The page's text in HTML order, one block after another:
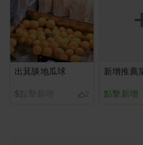
出萁舕地瓜球
$ 2
新增推薦
點擊新增